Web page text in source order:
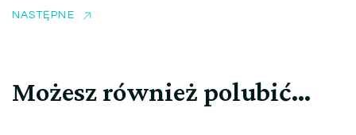
NASTĘPNE
Możesz również polubić…